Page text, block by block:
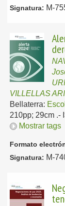
Signatura: M-
VILLELLAS
Bellaterra:
210pp; 29cm .-
Mostrar tags
Formato
Signatura: M-